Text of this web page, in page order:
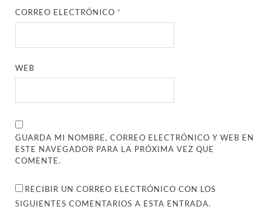
CORREO ELECTRÓNICO *
WEB
GUARDA MI NOMBRE, CORREO ELECTRÓNICO Y WEB EN
ESTE NAVEGADOR PARA LA PRÓXIMA VEZ QUE
COMENTE.
RECIBIR UN CORREO ELECTRÓNICO CON LOS
SIGUIENTES COMENTARIOS A ESTA ENTRADA.